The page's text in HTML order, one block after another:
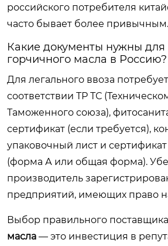
российского потребителя
часто бывает более привычным.
Какие документы нужны для
горчичного масла в Россию?
Для легального ввоза
соответствии ТР ТС
Таможенного союза),
сертификат (если требуется),
упаковочный лист и
(форма А или общая форма).
производитель
предприятий, имеющих право
Выбор правильного поставщика
масла — это инвестиция в